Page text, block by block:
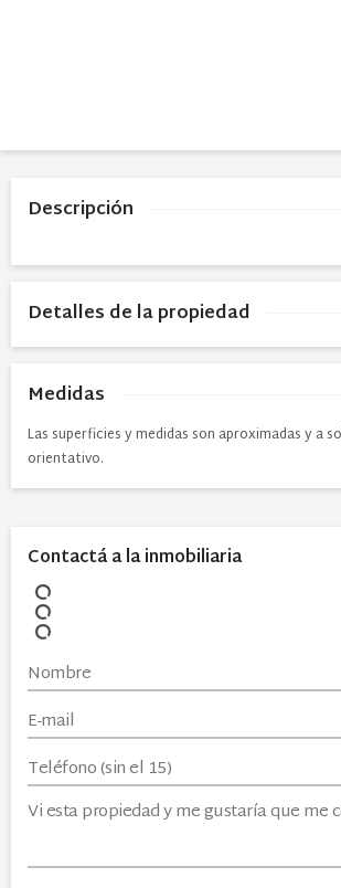
Descripción
Detalles de la propiedad
Medidas
Las superficies y medidas son aproximadas y a
orientativo.
Contactá a la inmobiliaria